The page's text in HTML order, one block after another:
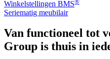
Winkelstellingen BMS
Seriematig meubilair
Van functioneel tot
Group is thuis in